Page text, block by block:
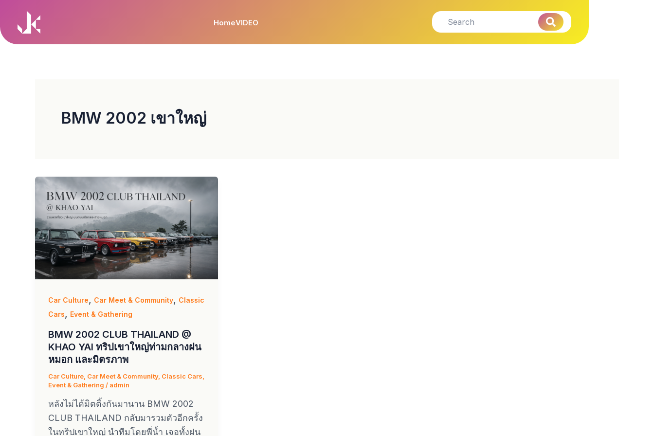
content
HomeVIDEO
BMW 2002 เขาใหญ่
Car Culture Car Meet & Community
Classic
Cars
Event & Gathering
BMW 2002 CLUB THAILAND @
KHAO YAI ทริปเขาใหญ่ท่ามกลางฝน
หมอก และมิตรภาพ
Car Culture Car Meet & Community, Classic Cars
Event & Gathering / admin
หลังไม่ได้มิตติ้งกันมานาน BMW 2002
CLUB THAILAND กลับมารวมตัวอีกครั้ง
ในทริปเขาใหญ่ นำทีมโดยพี่น้ำ เจอทั้งฝน